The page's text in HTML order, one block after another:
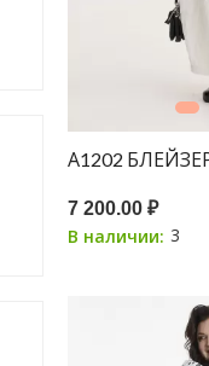
А1202
7 200.00 ₽
В наличии: 3